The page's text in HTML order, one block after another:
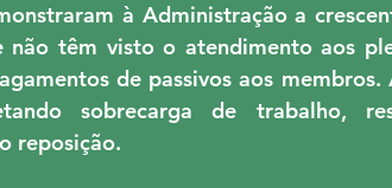
à Administração a
não têm visto o atendimento aos
de passivos aos
sobrecarga de trabalho,
reposição.